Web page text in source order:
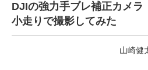
DJIの強力手ブレ補正カメラ
小走りで撮影してみた
山崎健